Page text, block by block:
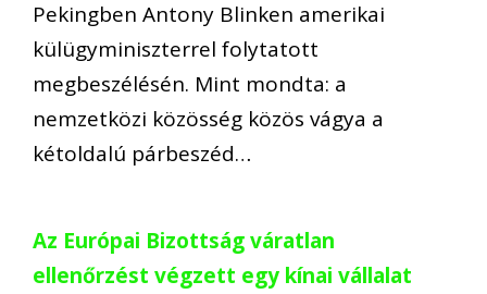
Pekingben Antony Blinken amerikai
külügyminiszterrel folytatott
megbeszélésén. Mint mondta: a
nemzetközi közösség közös vágya a
kétoldalú párbeszéd…
Az Európai Bizottság váratlan
ellenőrzést végzett egy kínai vállalat